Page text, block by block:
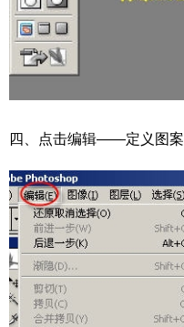
四、点击编辑——定义图案